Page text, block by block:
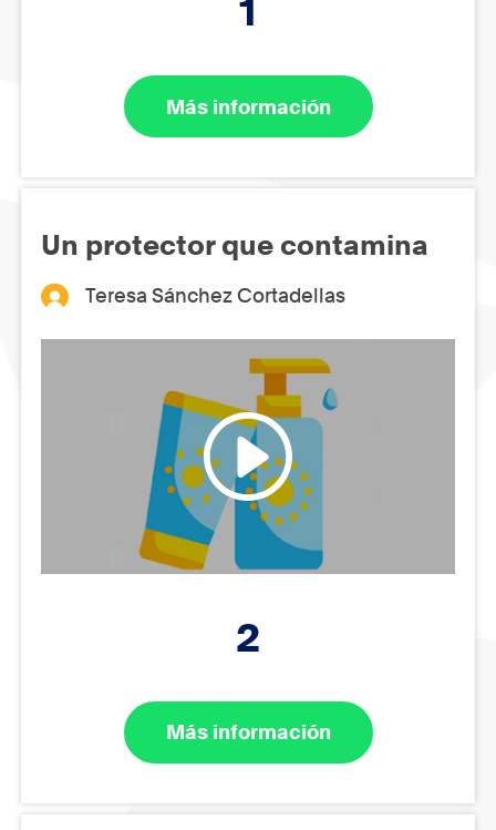
1
Más información
Un protector que contamina
Teresa Sánchez Cortadellas
2
Más información